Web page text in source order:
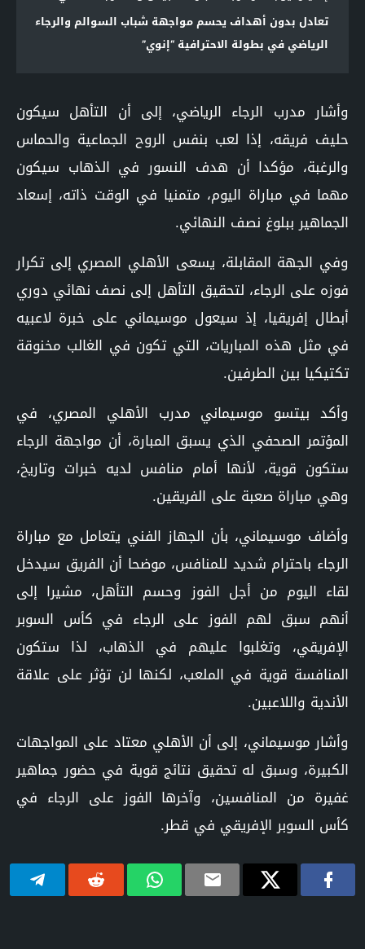
تعادل بدون أهداف يحسم مواجهة شباب السوالم والرجاء
الرياضي في بطولة الاحترافية “إنوي”
وأشار مدرب الرجاء الرياضي، إلى أن التأهل سيكون
حليف فريقه، إذا لعب بنفس الروح الجماعية والحماس
والرغبة، مؤكدا أن هدف النسور في الذهاب سيكون
مهما في مباراة اليوم، متمنيا في الوقت ذاته، إسعاد
الجماهير ببلوغ نصف النهائي.
وفي الجهة المقابلة، يسعى الأهلي المصري إلى تكرار
فوزه على الرجاء، لتحقيق التأهل إلى نصف نهائي دوري
أبطال إفريقيا، إذ سيعول موسيماني على خبرة لاعبيه
في مثل هذه المباريات، التي تكون في الغالب مخنوقة
تكتيكيا بين الطرفين.
وأكد بيتسو موسيماني مدرب الأهلي المصري، في
المؤتمر الصحفي الذي يسبق المبارة، أن مواجهة الرجاء
ستكون قوية، لأنها أمام منافس لديه خبرات وتاريخ،
وهي مباراة صعبة على الفريقين.
وأضاف موسيماني، بأن الجهاز الفني يتعامل مع مباراة
الرجاء باحترام شديد للمنافس، موضحا أن الفريق سيدخل
لقاء اليوم من أجل الفوز وحسم التأهل، مشيرا إلى
أنهم سبق لهم الفوز على الرجاء في كأس السوبر
الإفريقي، وتغلبوا عليهم في الذهاب، لذا ستكون
المنافسة قوية في الملعب، لكنها لن تؤثر على علاقة
الأندية واللاعبين.
وأشار موسيماني، إلى أن الأهلي معتاد على المواجهات
الكبيرة، وسبق له تحقيق نتائج قوية في حضور جماهير
غفيرة من المنافسين، وآخرها الفوز على الرجاء في
كأس السوبر الإفريقي في قطر.